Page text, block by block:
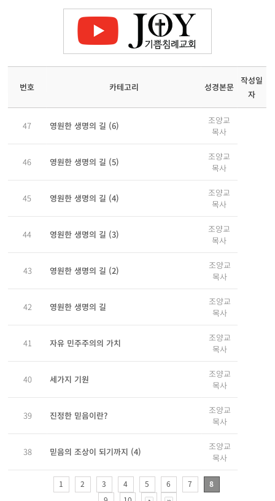
번호 카테고리 성경본문
작성일
자
47 영원한 생명의 길 (6) 조양교
목사
46 영원한 생명의 길 (5) 조양교
목사
45 영원한 생명의 길 (4) 조양교
목사
44 영원한 생명의 길 (3) 조양교
목사
43 영원한 생명의 길 (2) 조양교
목사
42 영원한 생명의 길 조양교
목사
41 자유 민주주의의 가치 조양교
목사
40 세가지 기원 조양교
목사
39 진정한 믿음이란? 조양교
목사
38 믿음의 조상이 되기까지 (4) 조양교
목사
1 2 3 4 5 6 7
8